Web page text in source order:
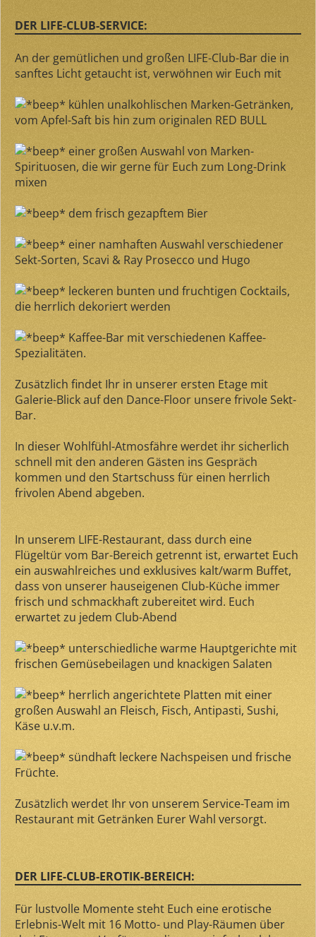
DER LIFE-CLUB-SERVICE:
An der gemütlichen und großen LIFE-Club-Bar die in
sanftes Licht getaucht ist, verwöhnen wir Euch mit
kühlen unalkohlischen Marken-Getränken,
vom Apfel-Saft bis hin zum originalen RED BULL
einer großen Auswahl von Marken-
Spirituosen, die wir gerne für Euch zum Long-Drink
mixen
dem frisch gezapftem Bier
einer namhaften Auswahl verschiedener
Sekt-Sorten, Scavi & Ray Prosecco und Hugo
leckeren bunten und fruchtigen Cocktails,
die herrlich dekoriert werden
Kaffee-Bar mit verschiedenen Kaffee-
Spezialitäten.
Zusätzlich findet Ihr in unserer ersten Etage mit
Galerie-Blick auf den Dance-Floor unsere frivole Sekt-
Bar.
In dieser Wohlfühl-Atmosfähre werdet ihr sicherlich
schnell mit den anderen Gästen ins Gespräch
kommen und den Startschuss für einen herrlich
frivolen Abend abgeben.
In unserem LIFE-Restaurant, dass durch eine
Flügeltür vom Bar-Bereich getrennt ist, erwartet Euch
ein auswahlreiches und exklusives kalt/warm Buffet,
dass von unserer hauseigenen Club-Küche immer
frisch und schmackhaft zubereitet wird. Euch
erwartet zu jedem Club-Abend
unterschiedliche warme Hauptgerichte mit
frischen Gemüsebeilagen und knackigen Salaten
herrlich angerichtete Platten mit einer
großen Auswahl an Fleisch, Fisch, Antipasti, Sushi,
Käse u.v.m.
sündhaft leckere Nachspeisen und frische
Früchte.
Zusätzlich werdet Ihr von unserem Service-Team im
Restaurant mit Getränken Eurer Wahl versorgt.
DER LIFE-CLUB-EROTIK-BEREICH:
Für lustvolle Momente steht Euch eine erotische
Erlebnis-Welt mit 16 Motto- und Play-Räumen über